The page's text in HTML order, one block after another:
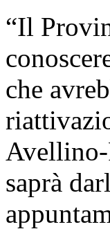
“Il
che
Avellino-
saprà